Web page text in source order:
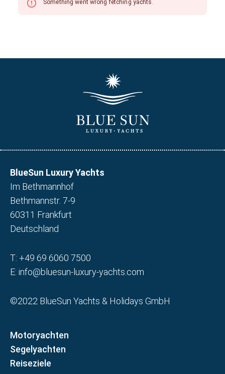
BlueSun Luxury Yachts
Im Bethmannhof
Bethmannstr. 7-9
60311 Frankfurt
Deutschland
T: +49 69 6060 7500
E: info@bluesun-luxury-yachts.com
©2022 BlueSun Yachts & Holidays GmbH
Motoryachten
Segelyachten
Reiseziele